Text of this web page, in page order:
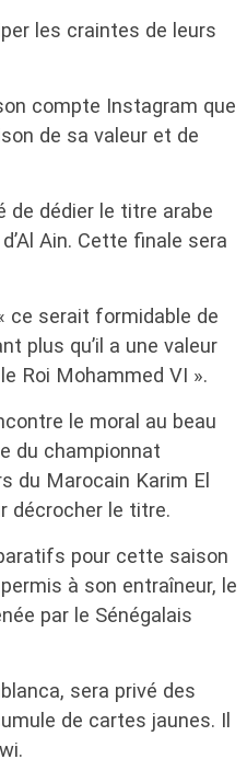
les craintes de leurs
compte Instagram que
de sa valeur et de
de dédier le titre arabe
Ain. Cette finale sera
ce serait formidable de
plus qu’il a une valeur
Roi Mohammed VI ».
le moral au beau
du championnat
du Marocain Karim El
décrocher le titre.
pour cette saison
à son entraîneur, le
par le Sénégalais
sera privé des
de cartes jaunes. Il